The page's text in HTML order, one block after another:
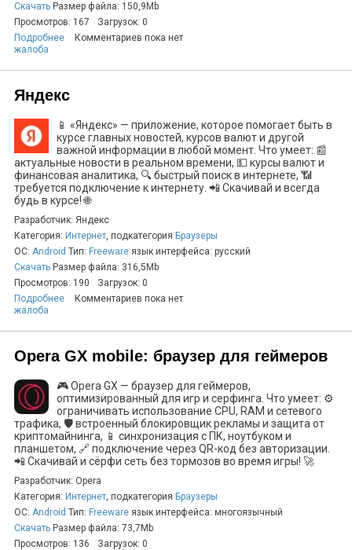
Скачать Размер файла: 150,9Mb
Просмотров: 167
Загрузок: 0
Подробнее
Комментариев пока нет
жалоба
Яндекс
📱 «Яндекс» — приложение, которое помогает быть в
курсе главных новостей, курсов валют и другой
важной информации в любой момент. Что умеет: 📰
актуальные новости в реальном времени, 💵 курсы валют и
финансовая аналитика, 🔍 быстрый поиск в интернете, 📶
требуется подключение к интернету. 📲 Скачивай и всегда
будь в курсе! 🌐
Разработчик: Яндекс
Категория: Интернет, подкатегория Браузеры
ОС: Android Тип: Freeware язык интерфейса: русский
Скачать Размер файла: 316,5Mb
Просмотров: 190
Загрузок: 0
Подробнее
Комментариев пока нет
жалоба
Opera GX mobile: браузер для геймеров
🎮 Opera GX — браузер для геймеров,
оптимизированный для игр и серфинга. Что умеет: ⚙️
ограничивать использование CPU, RAM и сетевого
трафика, 🛡️ встроенный блокировщик рекламы и защита от
криптомайнинга, 📱 синхронизация с ПК, ноутбуком и
планшетом, 🔗 подключение через QR-код без авторизации.
📲 Скачивай и сёрфи сеть без тормозов во время игры! 🚀
Разработчик: Opera
Категория: Интернет, подкатегория Браузеры
ОС: Android Тип: Freeware язык интерфейса: многоязычный
Скачать Размер файла: 73,7Mb
Просмотров: 136
Загрузок: 0